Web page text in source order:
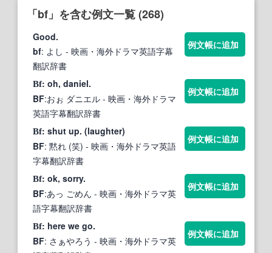
「bf」を含む例文一覧 (268)
Good.
bf: よし - 映画・海外ドラマ英語字幕
翻訳辞書
例文帳に追加
Bf: oh, daniel.
BF:おぉ ダニエル - 映画・海外ドラマ
英語字幕翻訳辞書
例文帳に追加
Bf: shut up. (laughter)
BF: 黙れ (笑) - 映画・海外ドラマ英語
字幕翻訳辞書
例文帳に追加
Bf: ok, sorry.
BF:あっ ごめん - 映画・海外ドラマ英
語字幕翻訳辞書
例文帳に追加
Bf: here we go.
BF: さぁやろう - 映画・海外ドラマ英
例文帳に追加